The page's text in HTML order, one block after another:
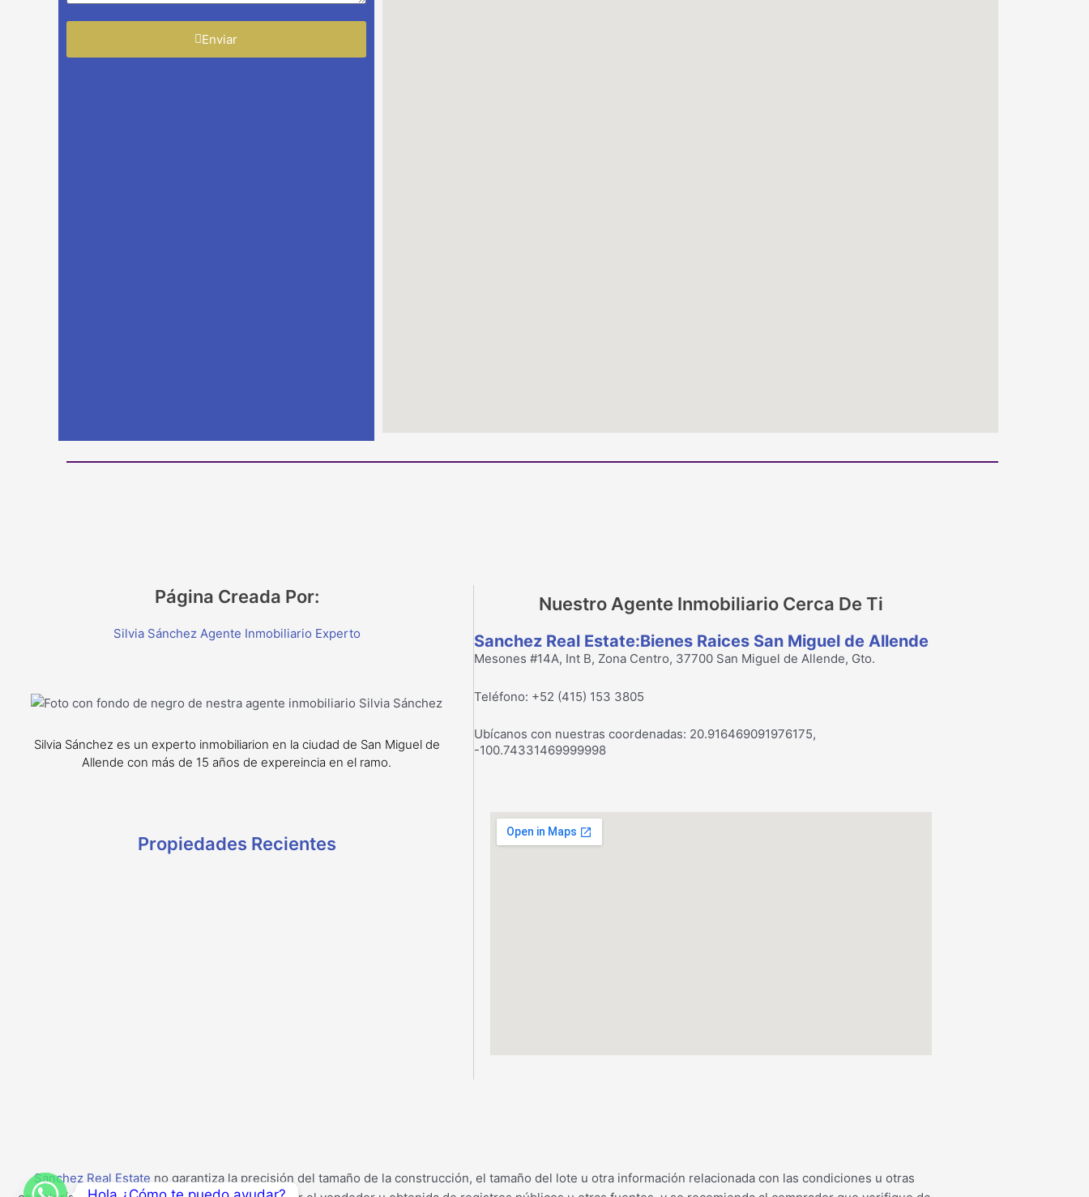
Enviar
Página Creada Por:
Silvia Sánchez Agente Inmobiliario Experto
Silvia Sánchez es un experto inmobiliarion en la ciudad de San Miguel de
Allende con más de 15 años de expereincia en el ramo.
Propiedades Recientes
Nuestro Agente Inmobiliario Cerca De Ti
Sanchez Real Estate:Bienes Raices San Miguel de Allende
Mesones #14A, Int B, Zona Centro, 37700 San Miguel de Allende, Gto.
Teléfono: +52 (415) 153 3805
Ubícanos con nuestras coordenadas: 20.916469091976175,
-100.74331469999998
Sanchez Real Estate no garantiza la precisión del tamaño de la construcción, el tamaño del lote u otra información relacionada con las condiciones u otras